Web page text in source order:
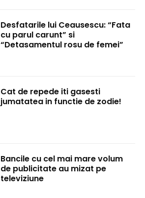
Desfatarile lui Ceausescu: “Fata
cu parul carunt” si
“Detasamentul rosu de femei”
Cat de repede iti gasesti
jumatatea in functie de zodie!
Bancile cu cel mai mare volum
de publicitate au mizat pe
televiziune